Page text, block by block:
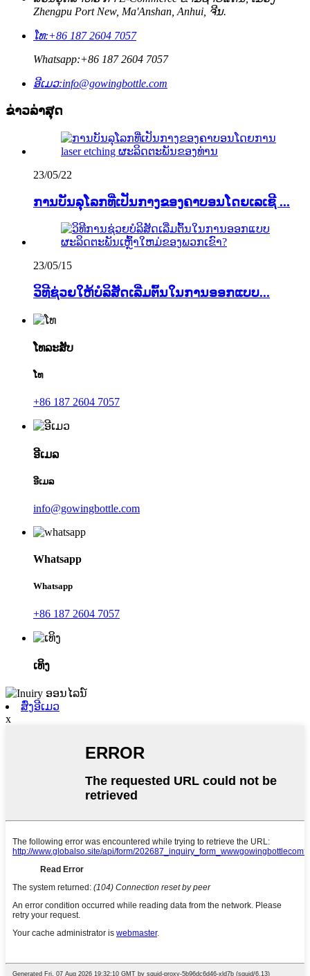
Zhengpu Port New, Ma'Anshan, Anhui, ຈີນ.
ໂທ:+86 187 2604 7057
Whatsapp:+86 187 2604 7057
ອີເມວ:info@gowingbottle.com
ຂ່າວ​ລ່າ​ສຸດ
23/05/22
ການບັນລຸໂລກທີ່ເປັນກາງຂອງຄາບອນໂດຍເລເຊີ ...
23/05/15
ວິທີ​ຊ່ວຍ​ໃຫ້​ບໍລິສັດ​ເລີ່ມ​ຕົ້ນ​ໃນ​ການ​ອອກ​ແບບ...
ໂທລະສັບ
ໂທ
+86 187 2604 7057
ອີເມລ
ອີເມລ
info@gowingbottle.com
Whatsapp
Whatsapp
+86 187 2604 7057
ເທິງ
ສົ່ງອີເມວ
x